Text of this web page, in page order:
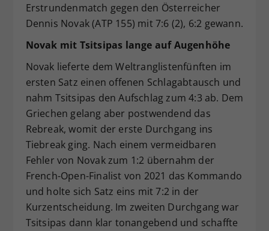
Erstrundenmatch gegen den Österreicher
Dennis Novak (ATP 155) mit 7:6 (2), 6:2 gewann.
Novak mit Tsitsipas lange auf Augenhöhe
Novak lieferte dem Weltranglistenfünften im
ersten Satz einen offenen Schlagabtausch und
nahm Tsitsipas den Aufschlag zum 4:3 ab. Dem
Griechen gelang aber postwendend das
Rebreak, womit der erste Durchgang ins
Tiebreak ging. Nach einem vermeidbaren
Fehler von Novak zum 1:2 übernahm der
French-Open-Finalist von 2021 das Kommando
und holte sich Satz eins mit 7:2 in der
Kurzentscheidung. Im zweiten Durchgang war
Tsitsipas dann klar tonangebend und schaffte